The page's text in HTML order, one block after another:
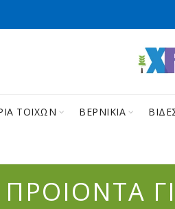
ΤΟΙΧΩΝ ΒΕΡΝΙΚΙΑ
ΠΡΟΙΟΝΤΑ